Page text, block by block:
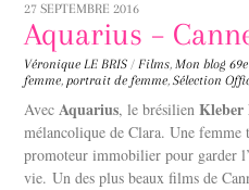
27 SEPTEMBRE 2016
Aquarius –
Véronique LE BRIS / Films,Mon blog
femme,portrait de femme,Sélection
AvecAquarius, le brésilienKleber
mélancolique de Clara. Une femme
promoteur immobilier pour garder
vie. Un des plus beaux films de